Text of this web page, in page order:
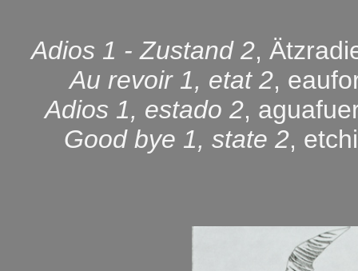
Adios 1 - Zustand 2,
Au revoir 1, etat 2,
Adios 1, estado 2,
Good bye 1, state 2,